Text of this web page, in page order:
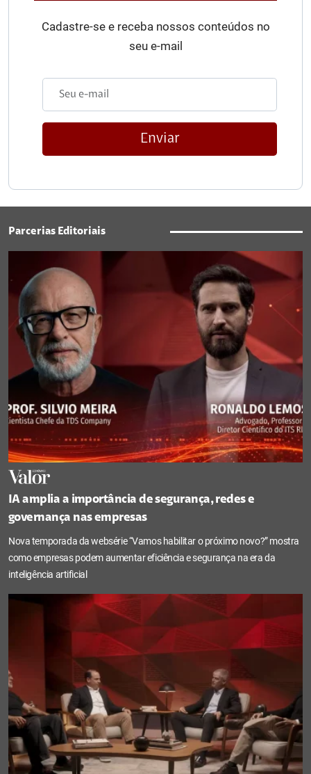
Cadastre-se e receba nossos conteúdos no
seu e-mail
Enviar
Parcerias Editoriais
IA amplia a importância de segurança, redes e
governança nas empresas
Nova temporada da websérie “Vamos habilitar o próximo novo?” mostra
como empresas podem aumentar eficiência e segurança na era da
inteligência artificial